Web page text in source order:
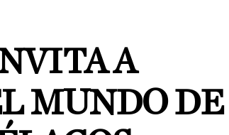
A
MUNDO DE